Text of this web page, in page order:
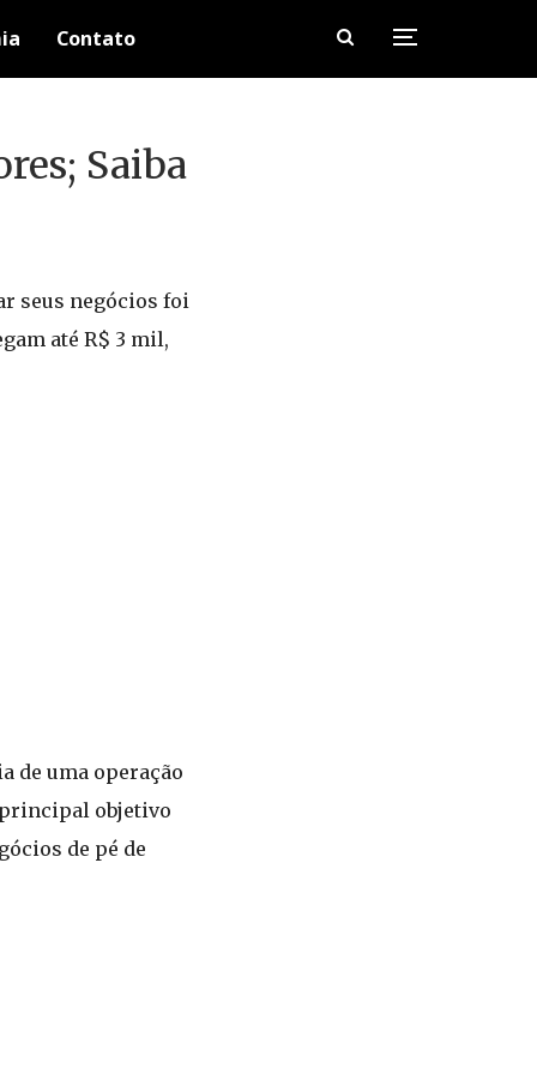
Contato
Saiba
seus negócios foi
até R$ 3 mil,
de uma operação
principal objetivo
de pé de